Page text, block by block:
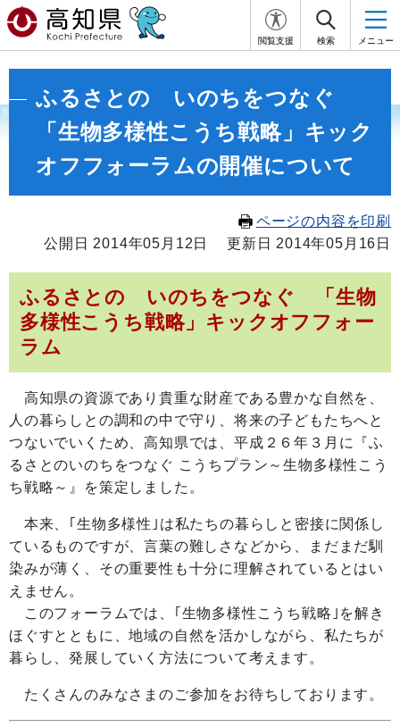
閲覧支援 検索 メニュー
ふるさとの いのちをつなぐ
「生物多様性こうち戦略」キック
オフフォーラムの開催について
ページの内容を印刷
公開日 2014年05月12日
更新日 2014年05月16日
ふるさとの いのちをつなぐ 「生物
多様性こうち戦略」キックオフフォー
ラム
高知県の資源であり貴重な財産である豊かな自然を、
人の暮らしとの調和の中で守り、将来の子どもたちへと
つないでいくため、高知県では、平成２６年３月に『ふ
るさとのいのちをつなぐ こうちプラン～生物多様性こう
ち戦略～』を策定しました。
本来、｢生物多様性｣は私たちの暮らしと密接に関係し
ているものですが、言葉の難しさなどから、まだまだ馴
染みが薄く、その重要性も十分に理解されているとはい
えません。
このフォーラムでは、｢生物多様性こうち戦略｣を解き
ほぐすとともに、地域の自然を活かしながら、私たちが
暮らし、発展していく方法について考えます。
たくさんのみなさまのご参加をお待ちしております。